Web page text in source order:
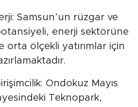
Samsun’un rüzgar ve
enerji sektörüne
orta ölçekli yatırımlar için
Ondokuz Mayıs
Teknopark,